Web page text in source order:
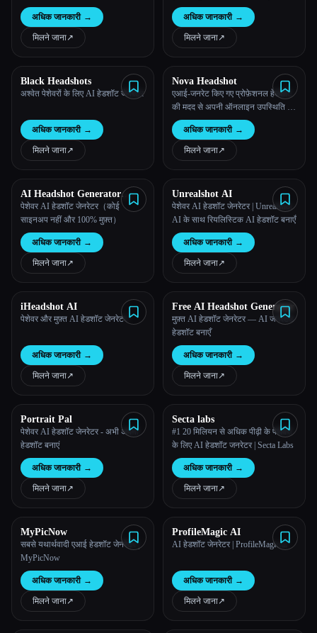
हेडशॉट पाएँ। अपनी प्रोफ़ाइल के हेडशॉट
को सबसे अलग बनाओ।
अधिक जानकारी →
मिलने जाना↗︎
अधिक जानकारी →
मिलने जाना↗︎
Black Headshots
अश्वेत पेशेवरों के लिए AI हेडशॉट जेनरेटर
अधिक जानकारी →
मिलने जाना↗︎
Nova Headshot
एआई-जनरेट किए गए प्रोफ़ेशनल हेडशॉट
की मदद से अपनी ऑनलाइन उपस्थिति को
तुरंत बेहतर बनाएं—किसी फ़ोटोग्राफ़र की
ज़रूरत नहीं है—सिर्फ़
NovaHeadshot.com पर!
अधिक जानकारी →
मिलने जाना↗︎
AI Headshot Generator
Online Free
पेशेवर AI हेडशॉट जेनरेटर（कोई
साइनअप नहीं और 100% मुफ़्त）
अधिक जानकारी →
मिलने जाना↗︎
Unrealshot AI
पेशेवर AI हेडशॉट जेनरेटर | Unrealshot
AI के साथ रियलिस्टिक AI हेडशॉट बनाएँ
अधिक जानकारी →
मिलने जाना↗︎
iHeadshot AI
पेशेवर और मुफ़्त AI हेडशॉट जेनरेटर
अधिक जानकारी →
मिलने जाना↗︎
Free AI Headshot Generator
मुफ़्त AI हेडशॉट जेनरेटर — AI जनरेटेड
हेडशॉट बनाएँ
अधिक जानकारी →
मिलने जाना↗︎
Portrait Pal
पेशेवर AI हेडशॉट जेनरेटर - अभी अपना
हेडशॉट बनाएं
अधिक जानकारी →
मिलने जाना↗︎
Secta labs
#1 20 मिलियन से अधिक पीढ़ी के पेशेवरों
के लिए AI हेडशॉट जनरेटर | Secta Labs
अधिक जानकारी →
मिलने जाना↗︎
MyPicNow
सबसे यथार्थवादी एआई हेडशॉट जेनरेटर |
MyPicNow
अधिक जानकारी →
मिलने जाना↗︎
ProfileMagic AI
AI हेडशॉट जेनरेटर | ProfileMagic.ai
अधिक जानकारी →
मिलने जाना↗︎